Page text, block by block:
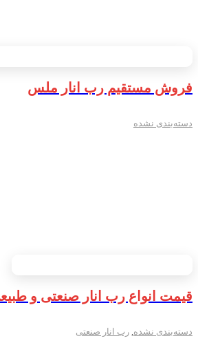
فروش مستقیم رب انار ملس
دسته‌بندی نشده
قیمت انواع رب انار صنعتی و
دسته‌بندی نشده رب انار صنعتی